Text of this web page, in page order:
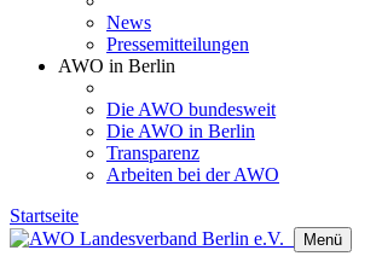
News
Pressemitteilungen
AWO in Berlin
Die AWO bundesweit
Die AWO in Berlin
Transparenz
Arbeiten bei der AWO
Startseite
Menü